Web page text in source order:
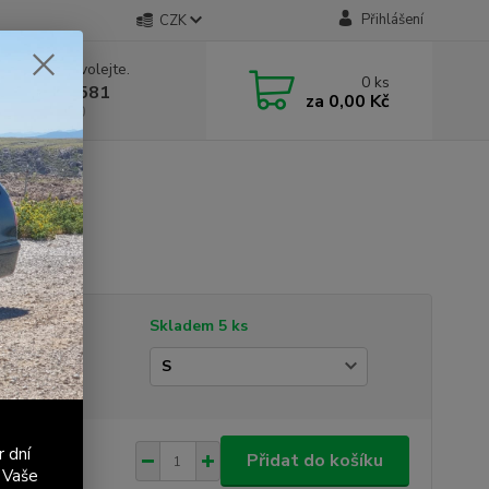
CZK Přihlášení
si rady? Zavolejte.
603 411 581
9:00 - 17:00
0 ks
za 0,00 Kč
Skladem 5 ks
Kč
bez DPH
Přidat do košíku
dní